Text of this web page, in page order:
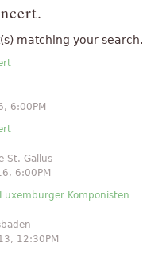
matching your search.
6:00PM
St. Gallus
6:00PM
Komponisten
12:30PM